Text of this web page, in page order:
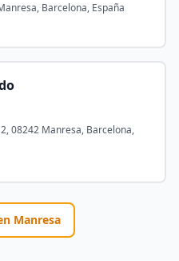
Barcelona, España
08242 Manresa, Barcelona,
Manresa